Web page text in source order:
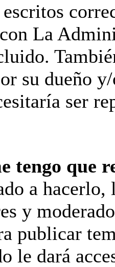
La
su dueño
ser
tengo que
a
y
publicar
le dará